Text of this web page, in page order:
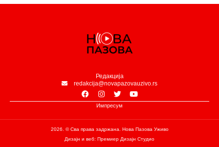
Редакција
redakcija@novapazovauzivo.rs
Импресум
2026. © Сва права задржана. Нова Пазова Уживо
Дизајн и веб: Премиер Дизајн Студио